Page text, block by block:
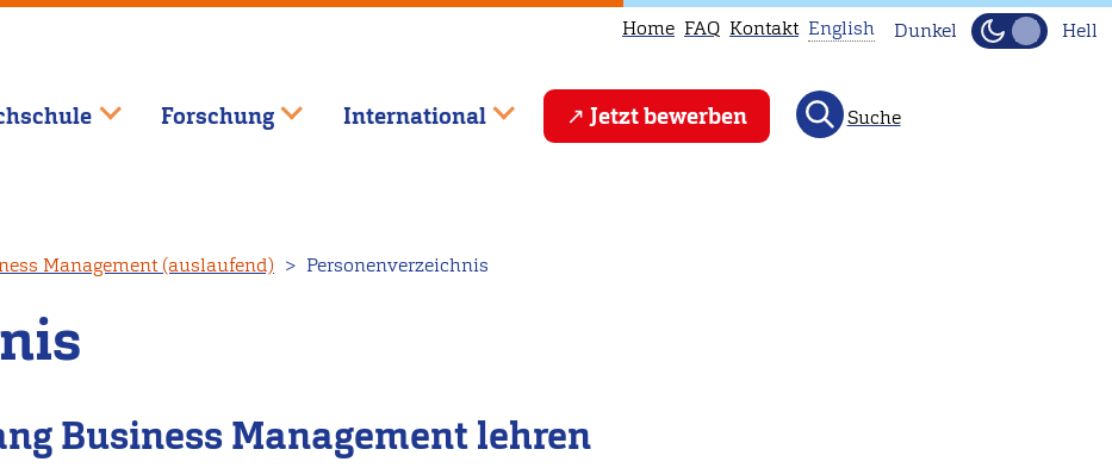
Home FAQ Kontakt
This
page
English Dunkel Hell
Forschung International Jetzt bewerben Suche
Management (auslaufend) Personenverzeichnis
Business Management lehren